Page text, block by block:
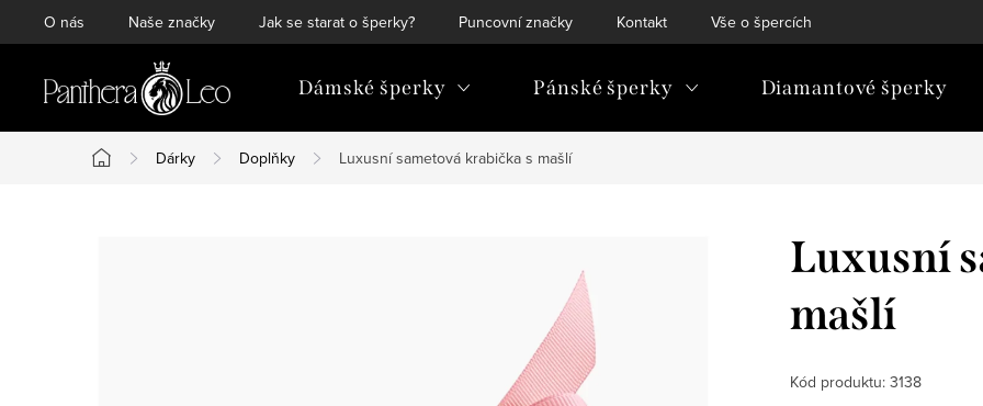
na
O nás Naše značky Jak se starat o šperky? Puncovní značky Kontakt Vše o špercích
Dámské šperky Pánské šperky Diamantové šperky
Domů
Dárky Doplňky Luxusní sametová krabička s mašlí
Luxusní
mašlí
Kód produktu: 3138